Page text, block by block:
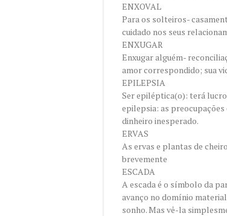
ENXOVAL
Para os solteiros-
cuidado nos seus
ENXUGAR
Enxugar alguém-
amor correspondido; sua
EPILEPSIA
Ser epiléptica(o): terá
epilepsia: as
dinheiro inesperado.
ERVAS
As ervas e plantas de
brevemente
ESCADA
A escada é o símbolo da
avanço no domínio
sonho. Mas vê-la